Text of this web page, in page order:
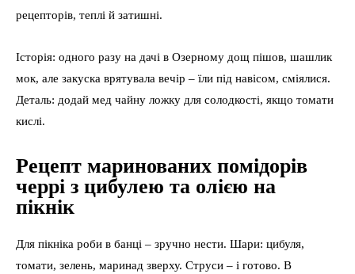
рецепторів, теплі й затишні.
Історія: одного разу на дачі в Озерному дощ пішов, шашлик
мок, але закуска врятувала вечір – їли під навісом, сміялися.
Деталь: додай мед чайну ложку для солодкості, якщо томати
кислі.
Рецепт маринованих помідорів
черрі з цибулею та олією на
пікнік
Для пікніка роби в банці – зручно нести. Шари: цибуля,
томати, зелень, маринад зверху. Струси – і готово. В